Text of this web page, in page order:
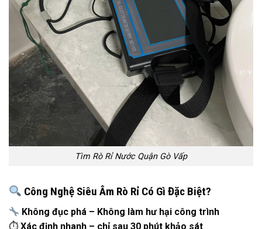
Tìm Rò Rỉ Nước Quận Gò Vấp
Công Nghệ Siêu Âm Rò Rỉ Có Gì Đặc Biệt?
Không đục phá – Không làm hư hại công trình
⏱ Xác định nhanh – chỉ sau 30 phút khảo sát